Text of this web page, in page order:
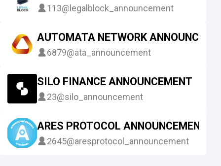
113@legalblock_announcement
AUTOMATA NETWORK
6879@ata_announcement
SILO FINANCE ANNOUNCEMENT
23@silo_announcement
ARES PROTOCOL ANNOUNCEMENT
2645@aresprotocol_announcement